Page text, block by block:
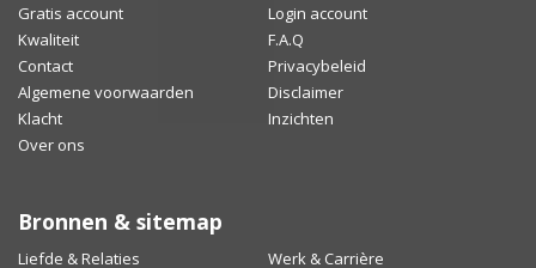
Gratis account
Login account
Kwaliteit
F.A.Q
Contact
Privacybeleid
Algemene voorwaarden
Disclaimer
Klacht
Inzichten
Over ons
Bronnen & sitemap
Liefde & Relaties Werk & Carrière